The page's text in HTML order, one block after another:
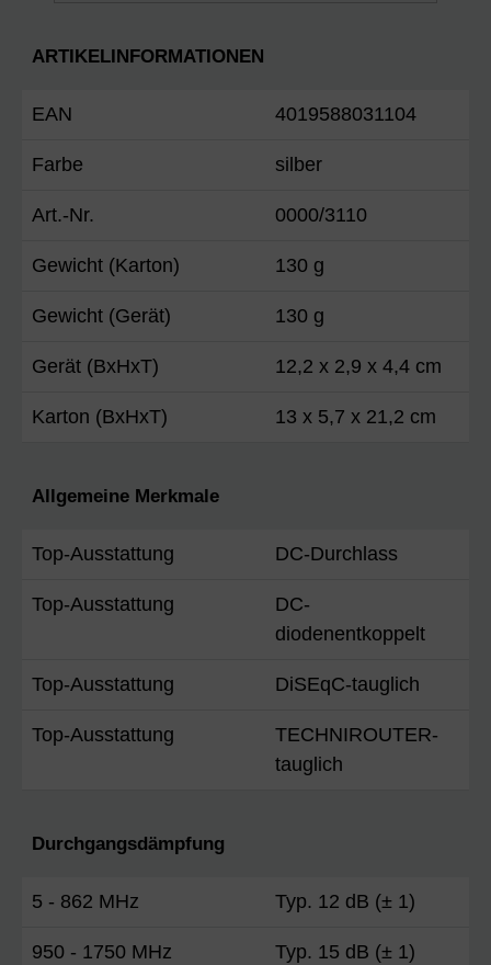
ARTIKELINFORMATIONEN
EAN 4019588031104
Farbe silber
Art.-Nr. 0000/3110
Gewicht (Karton) 130 g
Gewicht (Gerät) 130 g
Gerät (BxHxT) 12,2 x 2,9 x 4,4 cm
Karton (BxHxT) 13 x 5,7 x 21,2 cm
Allgemeine Merkmale
Top-Ausstattung DC-Durchlass
Top-Ausstattung
DC-
diodenentkoppelt
Top-Ausstattung DiSEqC-tauglich
Top-Ausstattung
TECHNIROUTER-
tauglich
Durchgangsdämpfung
5 - 862 MHz Typ. 12 dB (± 1)
950 - 1750 MHz Typ. 15 dB (± 1)